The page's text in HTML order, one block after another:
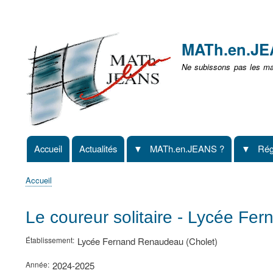
non
identifié
Ne subissons pas les
Navigation
principale
Accueil Actualités MATh.en.JEANS ?
d'Ariane
Accueil
Le coureur solitaire - Lycée
Établissement Lycée Fernand Renaudeau (Cholet)
Année 2024-2025